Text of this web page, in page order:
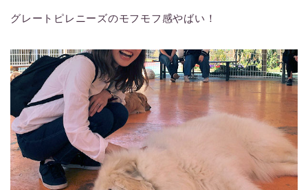
グレートピレニーズのモフモフ感やばい！